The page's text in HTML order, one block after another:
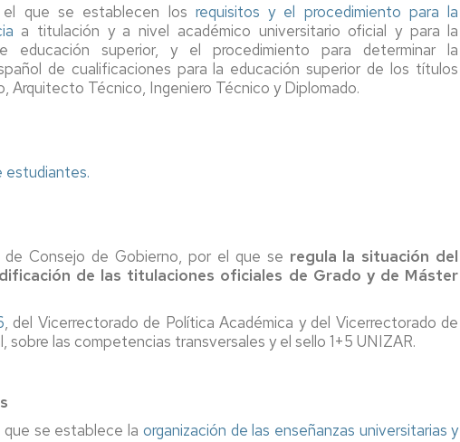
que se establecen los requisitos y el procedimiento para la
a titulación y a nivel académico universitario oficial y para la
educación superior, y el procedimiento para determinar la
de cualificaciones para la educación superior de los títulos
Arquitecto Técnico, Ingeniero Técnico y Diplomado.
estudiantes.
de Consejo de Gobierno, por el que se regula la situación del
de las titulaciones oficiales de Grado y de Máster
, del Vicerrectorado de Política Académica y del Vicerrectorado de
las competencias transversales y el sello 1+5 UNIZAR.
se establece la organización de las enseñanzas universitarias y